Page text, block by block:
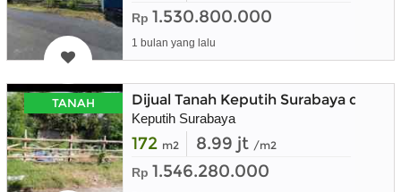
Rp 1.530.800.000
1 bulan yang lalu
TANAH Dijual Tanah Keputih Surabaya dekat
Keputih Surabaya
172 m2 8.99 jt /m2
Rp 1.546.280.000